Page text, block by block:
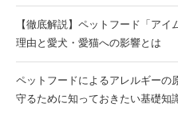
【徹底解説】ペットフード「ア
理由と愛犬・愛猫への影響とは
ペットフードによるアレルギーの
守るために知っておきたい基礎知